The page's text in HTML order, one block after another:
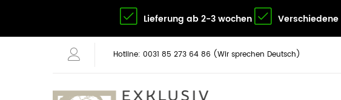
Lieferung ab 2-3 wochen
Hotline: 0031 85 273 64 86 (Wir sprechen Deutsch)